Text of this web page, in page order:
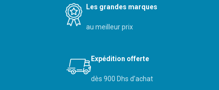
Les grandes marques
au meilleur prix
Expédition offerte
dès 900 Dhs d’achat